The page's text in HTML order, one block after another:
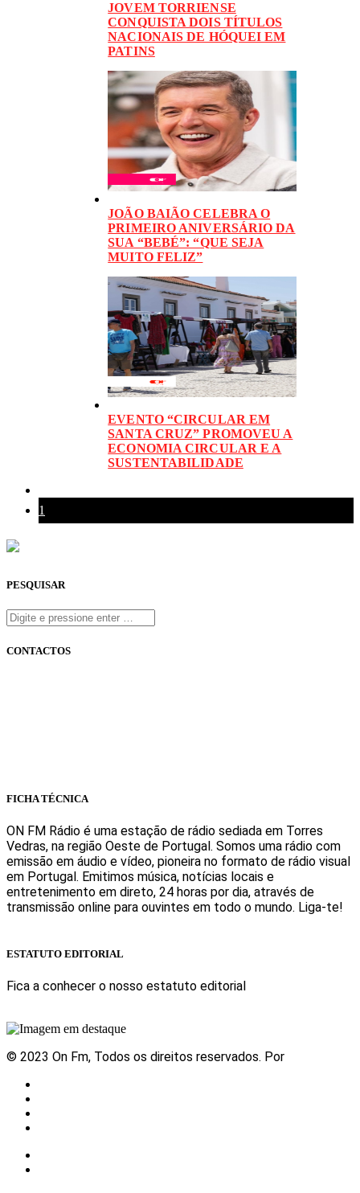
JOVEM TORRIENSE
CONQUISTA DOIS TÍTULOS
NACIONAIS DE HÓQUEI EM
PATINS
JOÃO BAIÃO CELEBRA O
PRIMEIRO ANIVERSÁRIO DA
SUA “BEBÉ”: “QUE SEJA
MUITO FELIZ”
EVENTO “CIRCULAR EM
SANTA CRUZ” PROMOVEU A
ECONOMIA CIRCULAR E A
SUSTENTABILIDADE
1
PESQUISAR
CONTACTOS
FICHA TÉCNICA
ON FM Rádio é uma estação de rádio sediada em Torres
Vedras, na região Oeste de Portugal. Somos uma rádio com
emissão em áudio e vídeo, pioneira no formato de rádio visual
em Portugal. Emitimos música, notícias locais e
entretenimento em direto, 24 horas por dia, através de
transmissão online para ouvintes em todo o mundo. Liga-te!
ESTATUTO EDITORIAL
Fica a conhecer o nosso estatuto editorial
© 2023 On Fm, Todos os direitos reservados. Por